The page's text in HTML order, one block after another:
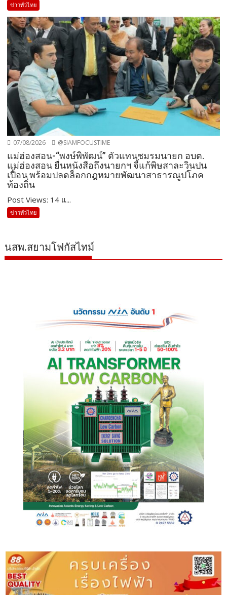
ข่าวทั่วไทย
07/08/2026 @SIAMFOCUSTIME
แม่ฮ่องสอน-“พงษ์พิพัฒน์” ตัวแทนชมรมนายก อบต.
แม่ฮ่องสอน ยื่นหนังสือถึงนายกฯ จี้แก้พิษสาละวินปน
เปื้อน พร้อมปลดล็อกกฎหมายพัฒนาสาธารณูปโภค
ท้องถิ่น
Post Views: 14 แ...
ข่าวทั่วไทย
นสพ.สยามโฟกัสไทม์